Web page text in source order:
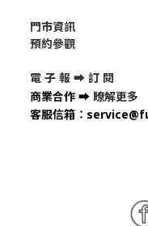
門市資訊
預約參觀
電 子 報 ➡ 訂 閱
商業合作 ➡ 瞭解更多
客服信箱 ：